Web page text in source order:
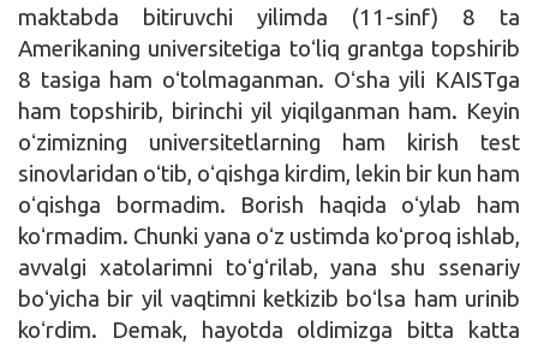
maktabda bitiruvchi yilimda (11-sinf) 8 ta
Amerikaning universitetiga toʻliq grantga topshirib
8 tasiga ham oʻtolmaganman. Oʻsha yili KAISTga
ham topshirib, birinchi yil yiqilganman ham. Keyin
oʻzimizning universitetlarning ham kirish test
sinovlaridan oʻtib, oʻqishga kirdim, lekin bir kun ham
oʻqishga bormadim. Borish haqida oʻylab ham
koʻrmadim. Chunki yana oʻz ustimda koʻproq ishlab,
avvalgi xatolarimni toʻgʻrilab, yana shu ssenariy
boʻyicha bir yil vaqtimni ketkizib boʻlsa ham urinib
koʻrdim. Demak, hayotda oldimizga bitta katta